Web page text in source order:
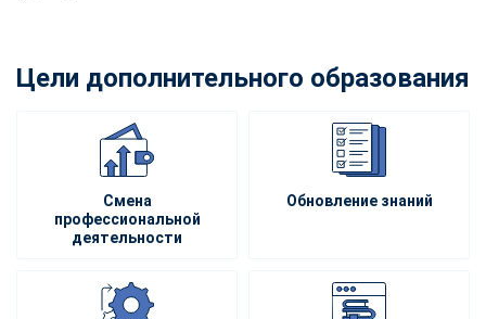
Цели дополнительного образования
Смена
профессиональной
деятельности
Обновление знаний